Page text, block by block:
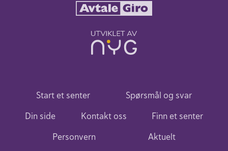
Start et senter
Spørsmål og svar
Din side
Kontakt oss
Finn et senter
Personvern
Aktuelt